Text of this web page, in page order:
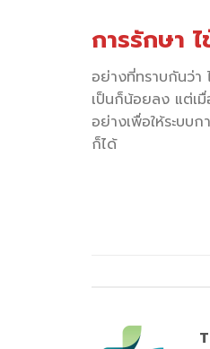
การรักษา
อย่างที่ทราบกันว่า
เป็นก็น้อยลง แต่เมื่
อย่างเพื่อให้ระบบ
ก็ได้